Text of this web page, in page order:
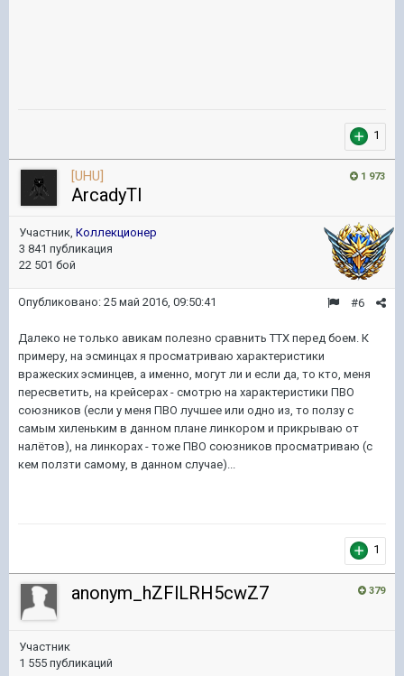
1
1 973
[UHU]
ArcadyTI
Участник, Коллекционер
3 841 публикация
22 501 бой
#6
Опубликовано: 25 май 2016, 09:50:41
Далеко не только авикам полезно сравнить ТТХ перед боем. К
примеру, на эсминцах я просматриваю характеристики
вражеских эсминцев, а именно, могут ли и если да, то кто, меня
пересветить, на крейсерах - смотрю на характеристики ПВО
союзников (если у меня ПВО лучшее или одно из, то ползу с
самым хиленьким в данном плане линкором и прикрываю от
налётов), на линкорах - тоже ПВО союзников просматриваю (с
кем ползти самому, в данном случае)...
1
379
anonym_hZFlLRH5cwZ7
Участник
1 555 публикаций